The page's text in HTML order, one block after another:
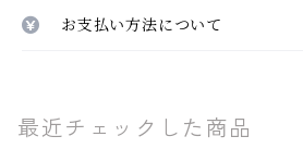
お支払い方法について
最近チェックした商品